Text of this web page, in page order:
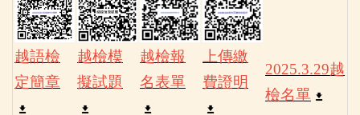
越語檢
定簡章
越檢模
擬試題
越檢報
名表單
上傳繳
費證明
2025.3.29越
檢名單